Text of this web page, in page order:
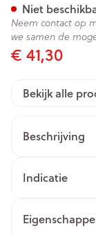
€ 41,30
Niet
Neem contact op
we samen de
Bekijk alle
Beschrijving
Indicatie